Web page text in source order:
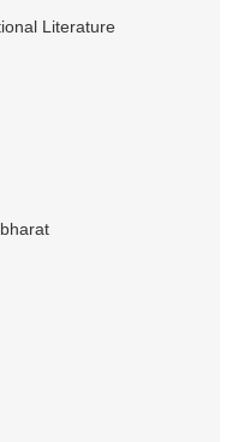
Literature